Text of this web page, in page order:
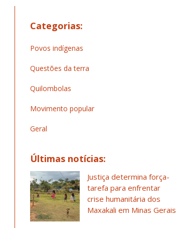
Categorias:
Povos indígenas
Questões da terra
Quilombolas
Movimento popular
Geral
Últimas notícias:
Justiça determina força-
tarefa para enfrentar
crise humanitária dos
Maxakali em Minas Gerais